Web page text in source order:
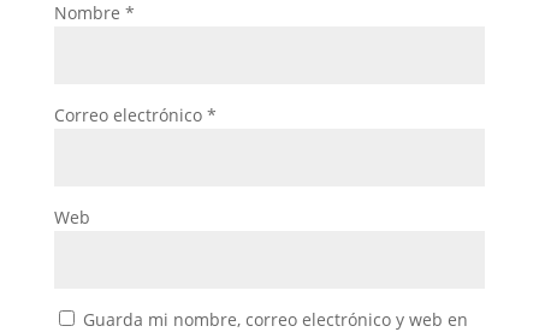
Nombre *
Correo electrónico *
Web
Guarda mi nombre, correo electrónico y web en